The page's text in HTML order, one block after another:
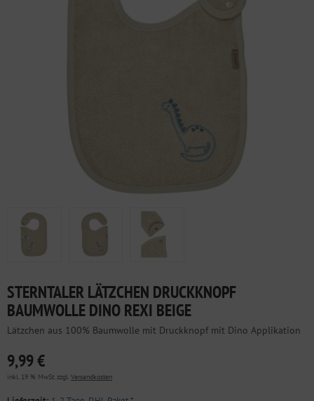
STERNTALER LÄTZCHEN DRUCKKNOPF
BAUMWOLLE DINO REXI BEIGE
Lätzchen aus 100% Baumwolle mit Druckknopf mit Dino Applikation
9,99 €
inkl. 19 % MwSt. zzgl. Versandkosten